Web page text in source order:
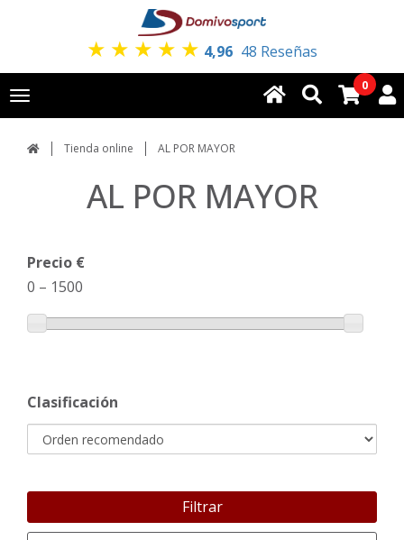
★ ★ ★ ★ ★ 4,96 48 Reseñas
Toggle
navigation
0
Tienda online AL POR MAYOR
AL POR MAYOR
Precio €
0 – 1500
Clasificación
Filtrar